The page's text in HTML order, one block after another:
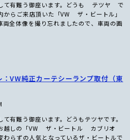
て有難う御座います。どうも テツヤ で
らご来店頂いた「VW ザ・ビートル」
全体像を撮り忘れましたので、車両の画
VW純正カーテシーランプ取付（東
有難う御座います。どうもテツヤです。
越しの「VW ザ・ビートル カブリオ
らずの人気となっているザ・ビートルで